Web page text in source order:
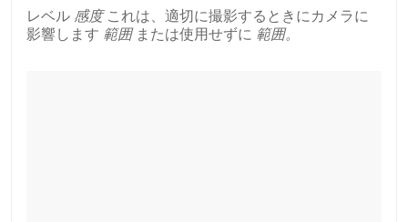
レベル 感度これは、適切に撮影するときにカメラに
影響します 範囲または使用せずに 範囲。